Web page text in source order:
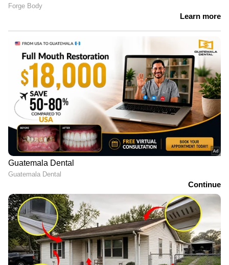
LATEST VIDEOS
പിഎസ്‌സി ഉദ്യോഗാർഥികളുടെ
സമരം; ശക്തമായ ഇടപെടലിന്
ബിജെപി
സ്വാതന്ത്ര്യ ദിനാഘോഷ
പരിപാടികളിൽ വന്ദേമാതരം
മുഴുവനായി പാടാൻ നിർദേശം
നൽകിയിട്ടില്ലെന്ന് ലോക്ഭവൻ